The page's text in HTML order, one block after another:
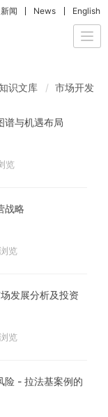
新闻 News English
识文库 市场开发
谱与机遇布局
览
战略
览
发展分析及投资
览
险 - 拉法基案例的